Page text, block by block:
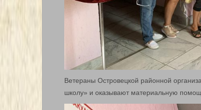
Ветераны Островецкой районной
школу» и оказывают материальную